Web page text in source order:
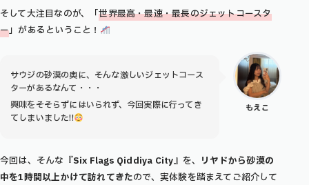
そして大注目なのが、「世界最高・最速・最長のジェットコースタ
ー」があるということ！
もえこ
サウジの砂漠の奥に、そんな激しいジェットコース
ターがあるなんて・・・
興味をそそらずにはいられず、今回実際に行ってき
てしまいました!!
今回は、そんな『Six Flags Qiddiya City』を、 リヤドから砂漠の
中を1時間以上かけて訪れてきたので、実体験を踏まえてご紹介して